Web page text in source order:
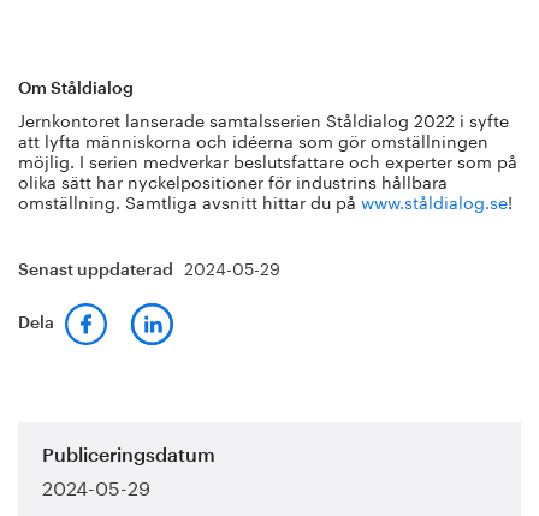
Om Ståldialog
Jernkontoret lanserade samtalsserien Ståldialog 2022 i syfte
att lyfta människorna och idéerna som gör omställningen
möjlig. I serien medverkar beslutsfattare och experter som på
olika sätt har nyckelpositioner för industrins hållbara
omställning. Samtliga avsnitt hittar du på www.ståldialog.se!
Senast uppdaterad 2024-05-29
Dela
Publiceringsdatum
2024-05-29